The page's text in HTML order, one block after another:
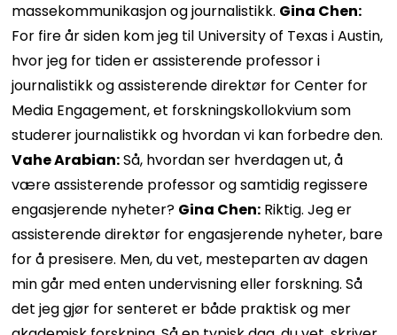
massekommunikasjon og journalistikk. Gina Chen:
For fire år siden kom jeg til University of Texas i Austin,
hvor jeg for tiden er assisterende professor i
journalistikk og assisterende direktør for Center for
Media Engagement, et forskningskollokvium som
studerer journalistikk og hvordan vi kan forbedre den.
Vahe Arabian:Så, hvordan ser hverdagen ut, å
være assisterende professor og samtidig regissere
engasjerende nyheter? Gina Chen: Riktig. Jeg er
assisterende direktør for engasjerende nyheter, bare
for å presisere. Men, du vet, mesteparten av dagen
min går med enten undervisning eller forskning. Så
det jeg gjør for senteret er både praktisk og mer